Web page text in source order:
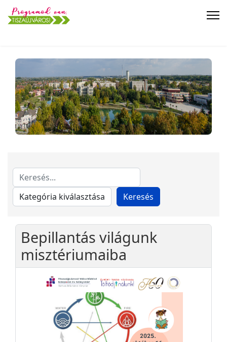
Bepillantás világunk
misztériumaiba